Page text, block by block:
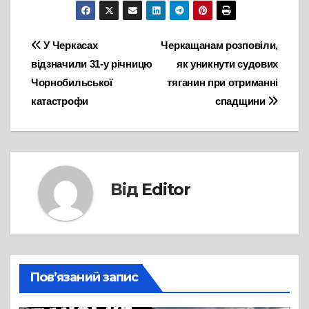
Навігація
записів
Черкащанам розповіли,
як уникнути судових
тяганин при отриманні
спадщини
У Черкасах
відзначили 31-у річницю
Чорнобильської
катастрофи
Від Editor
Пов’язаний запис